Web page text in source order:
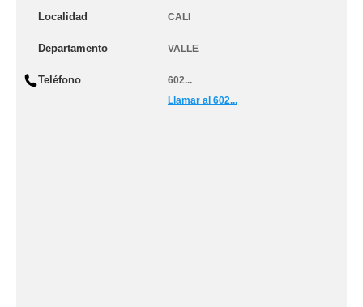
Localidad CALI
Departamento VALLE
Teléfono
602...
Llamar al 602...